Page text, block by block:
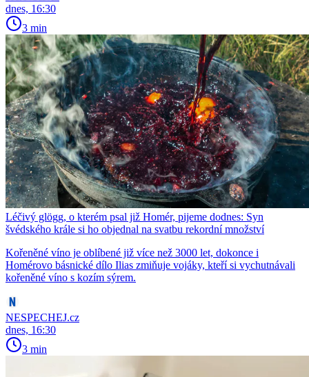
dnes, 16:30
3 min
Léčivý glögg, o kterém psal již Homér, pijeme dodnes: Syn
švédského krále si ho objednal na svatbu rekordní množství
Kořeněné víno je oblíbené již více než 3000 let, dokonce i
Homérovo básnické dílo Ilias zmiňuje vojáky, kteří si vychutnávali
kořeněné víno s kozím sýrem.
NESPECHEJ.cz
dnes, 16:30
3 min